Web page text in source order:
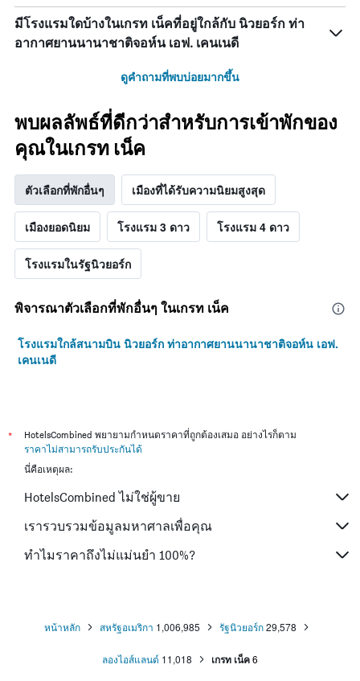
มีโรงแรมใดบ้างในเกรท เน็คที่อยู่ใกล้กับ นิวยอร์ก ท่า
อากาศยานนานาชาติจอห์น เอฟ. เคนเนดี
ดูคำถามที่พบบ่อยมากขึ้น
พบผลลัพธ์ที่ดีกว่าสำหรับการเข้าพักของ
คุณในเกรท เน็ค
ตัวเลือกที่พักอื่นๆ เมืองที่ได้รับความนิยมสูงสุด
เมืองยอดนิยม โรงแรม 3 ดาว โรงแรม 4 ดาว
โรงแรมในรัฐนิวยอร์ก
พิจารณาตัวเลือกที่พักอื่นๆ ในเกรท เน็ค
โรงแรมใกล้สนามบิน นิวยอร์ก ท่าอากาศยานนานาชาติจอห์น เอฟ.
เคนเนดี
*
HotelsCombined พยายามกำหนดราคาที่ถูกต้องเสมอ อย่างไรก็ตาม
ราคาไม่สามารถรับประกันได้
นี่คือเหตุผล:
HotelsCombined ไม่ใช่ผู้ขาย
เรารวบรวมข้อมูลมหาศาลเพื่อคุณ
ทำไมราคาถึงไม่แม่นยำ 100%?
หน้าหลัก สหรัฐอเมริกา 1,006,985 รัฐนิวยอร์ก29,578
ลองไอส์แลนด์ 11,018 เกรท เน็ค6